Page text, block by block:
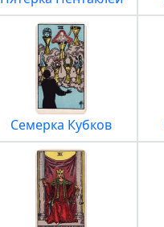
Семерка Кубков